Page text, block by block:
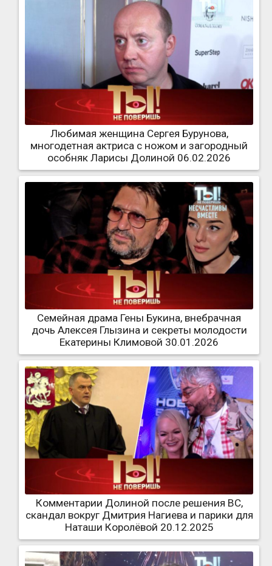
Любимая женщина Сергея Бурунова,
многодетная актриса с ножом и загородный
особняк Ларисы Долиной 06.02.2026
Семейная драма Гены Букина, внебрачная
дочь Алексея Глызина и секреты молодости
Екатерины Климовой 30.01.2026
Комментарии Долиной после решения ВС,
скандал вокруг Дмитрия Нагиева и парики для
Наташи Королёвой 20.12.2025